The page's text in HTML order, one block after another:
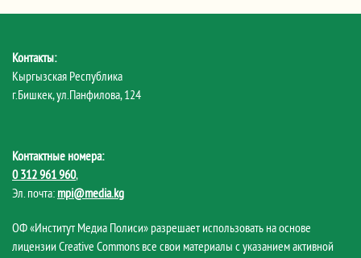
Контакты:
Кыргызская Республика
г.Бишкек, ул.Панфилова, 124
Контактные номера:
0 312 961 960,
Эл. почта: mpi@media.kg
ОФ «Институт Медиа Полиси» разрешает использовать на основе
лицензии Creative Commons все свои материалы с указанием активной